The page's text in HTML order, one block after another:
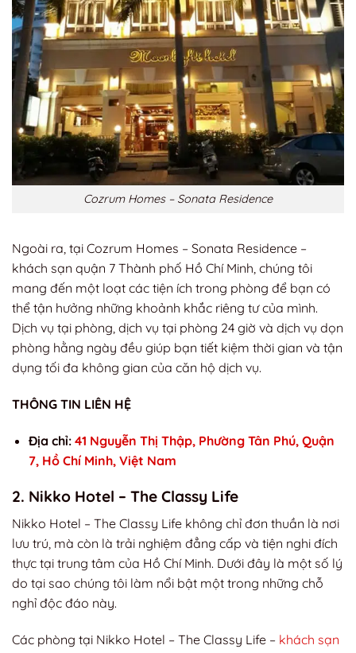
Cozrum Homes – Sonata Residence
Ngoài ra, tại Cozrum Homes – Sonata Residence –
khách sạn quận 7 Thành phố Hồ Chí Minh, chúng tôi
mang đến một loạt các tiện ích trong phòng để bạn có
thể tận hưởng những khoảnh khắc riêng tư của mình.
Dịch vụ tại phòng, dịch vụ tại phòng 24 giờ và dịch vụ dọn
phòng hằng ngày đều giúp bạn tiết kiệm thời gian và tận
dụng tối đa không gian của căn hộ dịch vụ.
THÔNG TIN LIÊN HỆ
Địa chỉ: 41 Nguyễn Thị Thập, Phường Tân Phú, Quận
7, Hồ Chí Minh, Việt Nam
2. Nikko Hotel – The Classy Life
Nikko Hotel – The Classy Life không chỉ đơn thuần là nơi
lưu trú, mà còn là trải nghiệm đẳng cấp và tiện nghi đích
thực tại trung tâm của Hồ Chí Minh. Dưới đây là một số lý
do tại sao chúng tôi làm nổi bật một trong những chỗ
nghỉ độc đáo này.
Các phòng tại Nikko Hotel – The Classy Life – khách sạn